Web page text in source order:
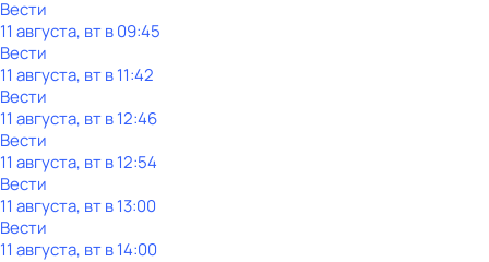
Вести
11 августа, вт в 09:45
Вести
11 августа, вт в 11:42
Вести
11 августа, вт в 12:46
Вести
11 августа, вт в 12:54
Вести
11 августа, вт в 13:00
Вести
11 августа, вт в 14:00